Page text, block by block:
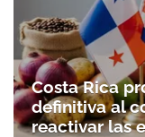
Costa Rica
definitiva al
reactivar las